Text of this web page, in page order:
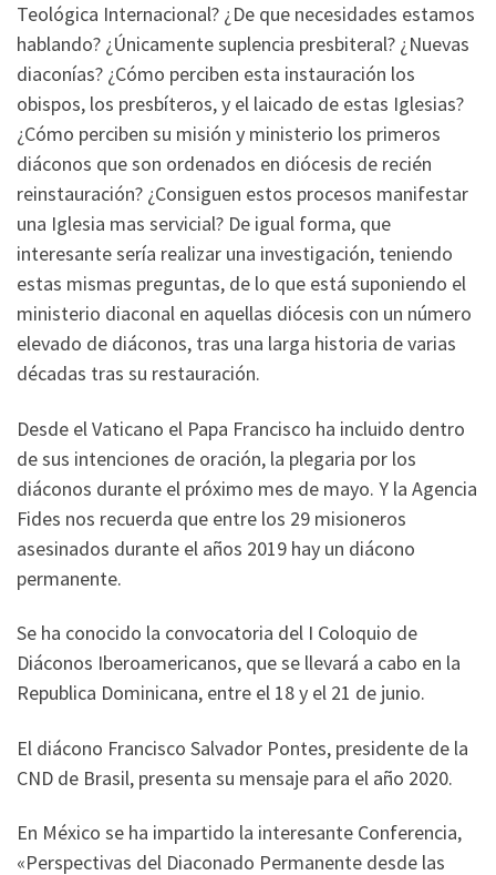
Teológica Internacional? ¿De que necesidades estamos
hablando? ¿Únicamente suplencia presbiteral? ¿Nuevas
diaconías? ¿Cómo perciben esta instauración los
obispos, los presbíteros, y el laicado de estas Iglesias?
¿Cómo perciben su misión y ministerio los primeros
diáconos que son ordenados en diócesis de recién
reinstauración? ¿Consiguen estos procesos manifestar
una Iglesia mas servicial? De igual forma, que
interesante sería realizar una investigación, teniendo
estas mismas preguntas, de lo que está suponiendo el
ministerio diaconal en aquellas diócesis con un número
elevado de diáconos, tras una larga historia de varias
décadas tras su restauración.
Desde el Vaticano el Papa Francisco ha incluido dentro
de sus intenciones de oración, la plegaria por los
diáconos durante el próximo mes de mayo. Y la Agencia
Fides nos recuerda que entre los 29 misioneros
asesinados durante el años 2019 hay un diácono
permanente.
Se ha conocido la convocatoria del I Coloquio de
Diáconos Iberoamericanos, que se llevará a cabo en la
Republica Dominicana, entre el 18 y el 21 de junio.
El diácono Francisco Salvador Pontes, presidente de la
CND de Brasil, presenta su mensaje para el año 2020.
En México se ha impartido la interesante Conferencia,
«Perspectivas del Diaconado Permanente desde las